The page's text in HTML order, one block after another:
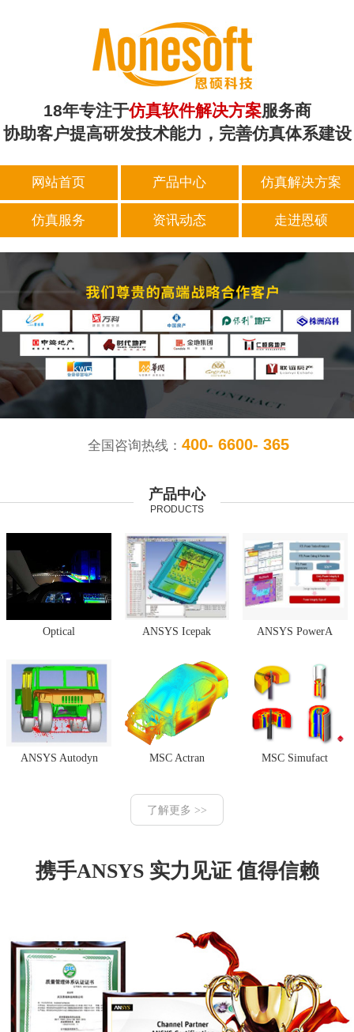
18年专注于仿真软件解决方案服务商
协助客户提高研发技术能力，完善仿真体系建设
网站首页 产品中心 仿真解决方案
仿真服务 资讯动态 走进恩硕
全国咨询热线： 400- 6600- 365
产品中心
PRODUCTS
Optical ANSYS Icepak ANSYS PowerA
ANSYS Autodyn MSC Actran MSC Simufact
了解更多 >>
携手ANSYS 实力见证 值得信赖